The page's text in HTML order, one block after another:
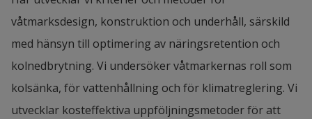
våtmarksdesign, konstruktion och underhåll, särskild
med hänsyn till optimering av näringsretention och
kolnedbrytning. Vi undersöker våtmarkernas roll som
kolsänka, för vattenhållning och för klimatreglering. Vi
utvecklar kosteffektiva uppföljningsmetoder för att